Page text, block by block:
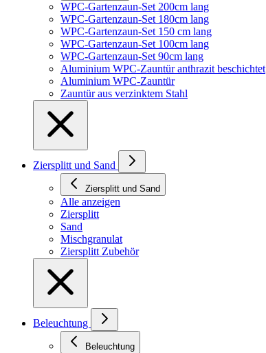
WPC-Gartenzaun-Set 200cm lang
WPC-Gartenzaun-Set 180cm lang
WPC-Gartenzaun-Set 150 cm lang
WPC-Gartenzaun-Set 100cm lang
WPC-Gartenzaun-Set 90cm lang
Aluminium WPC-Zauntür anthrazit beschichtet
Aluminium WPC-Zauntür
Zauntür aus verzinktem Stahl
Ziersplitt und Sand
Ziersplitt und Sand
Alle anzeigen
Ziersplitt
Sand
Mischgranulat
Ziersplitt Zubehör
Beleuchtung
Beleuchtung